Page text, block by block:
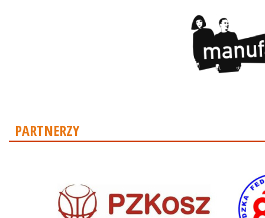
PARTNERZY